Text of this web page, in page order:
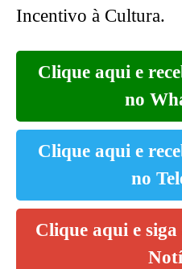
Incentivo à Cultura.
Clique aqui e
no
Clique aqui e
no
Clique aqui e